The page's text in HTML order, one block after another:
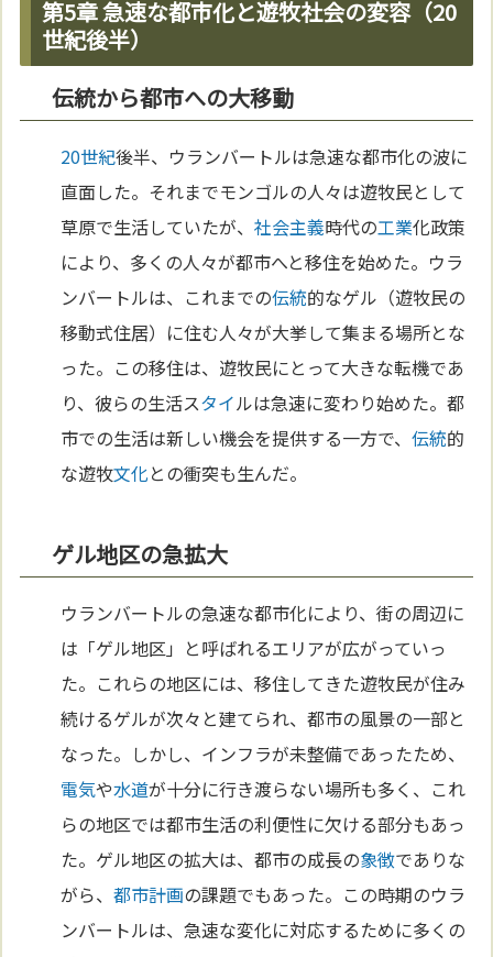
第5章 急速な都市化と遊牧社会の変容（20
世紀後半）
伝統から都市への大移動
20世紀後半、ウランバートルは急速な都市化の波に
直面した。それまでモンゴルの人々は遊牧民として
草原で生活していたが、社会主義時代の工業化政策
により、多くの人々が都市へと移住を始めた。ウラ
ンバートルは、これまでの伝統的なゲル（遊牧民の
移動式住居）に住む人々が大挙して集まる場所とな
った。この移住は、遊牧民にとって大きな転機であ
り、彼らの生活スタイルは急速に変わり始めた。都
市での生活は新しい機会を提供する一方で、伝統的
な遊牧文化との衝突も生んだ。
ゲル地区の急拡大
ウランバートルの急速な都市化により、街の周辺に
は「ゲル地区」と呼ばれるエリアが広がっていっ
た。これらの地区には、移住してきた遊牧民が住み
続けるゲルが次々と建てられ、都市の風景の一部と
なった。しかし、インフラが未整備であったため、
電気や水道が十分に行き渡らない場所も多く、これ
らの地区では都市生活の利便性に欠ける部分もあっ
た。ゲル地区の拡大は、都市の成長の象徴でありな
がら、都市計画の課題でもあった。この時期のウラ
ンバートルは、急速な変化に対応するために多くの